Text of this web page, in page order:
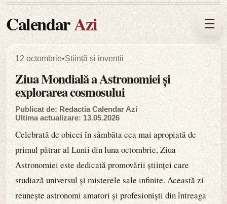
CalendarAzi ☰
12 octombrie•Știință și invenții
Ziua Mondială a Astronomiei și
explorarea cosmosului
Publicat de: Redactia Calendar Azi
Ultima actualizare: 13.05.2026
Celebrată de obicei în sâmbăta cea mai apropiată de
primul pătrar al Lunii din luna octombrie, Ziua
Astronomiei este dedicată promovării științei care
studiază universul și misterele sale infinite. Această zi
reunește astronomi amatori și profesioniști din întreaga